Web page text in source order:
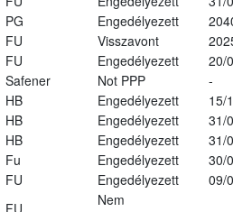
PG Engedélyezett
FU Visszavont
FU Engedélyezett
20/
Safener Not PPP
-
HB Engedélyezett
15/
HB Engedélyezett
31/
HB Engedélyezett
31/
Fu Engedélyezett
30/
FU Engedélyezett
09/
Nem